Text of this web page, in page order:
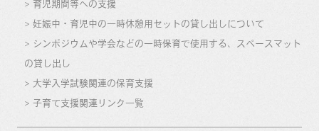
育児期間等への支援
妊娠中・育児中の一時休憩用セットの貸し出しについて
シンポジウムや学会などの一時保育で使用する、スペースマット
の貸し出し
大学入学試験関連の保育支援
子育て支援関連リンク一覧